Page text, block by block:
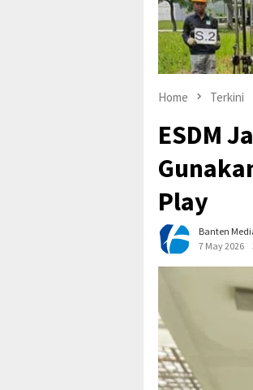
Home Terkini
ESDM
Play
Banten
7 May 2026